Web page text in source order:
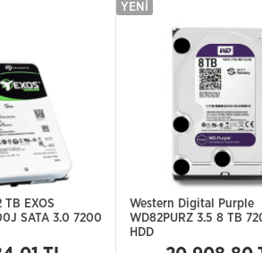
TB EXOS
SATA 3.0 7200
Western Digital Purple
WD82PURZ 3.5 8 TB
HDD
YENI